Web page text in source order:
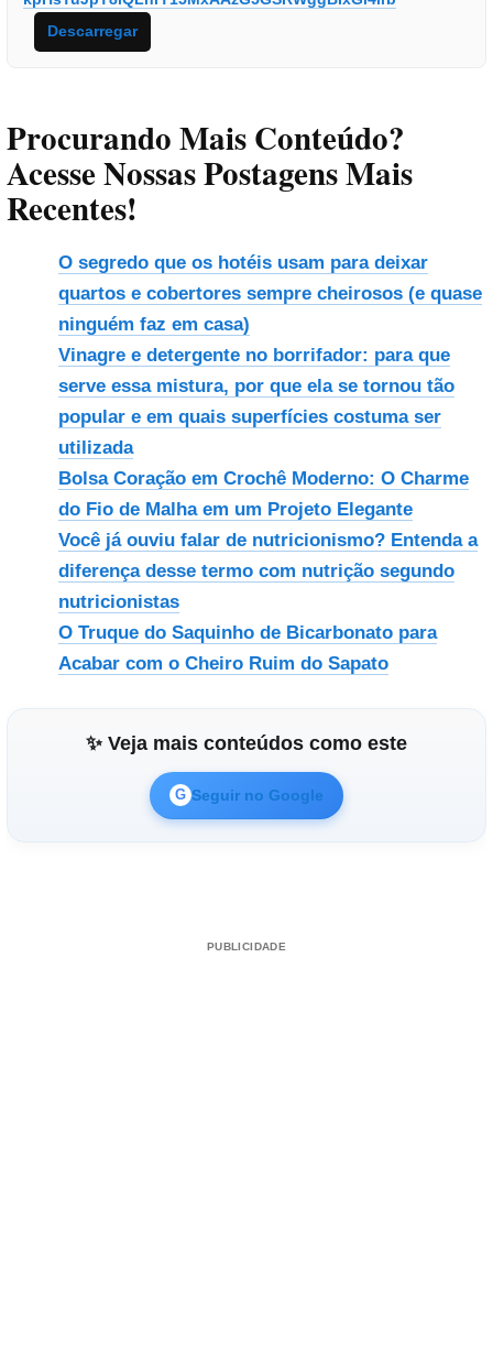
Descarregar
Procurando Mais Conteúdo?
Acesse Nossas Postagens Mais
Recentes!
O segredo que os hotéis usam para deixar
quartos e cobertores sempre cheirosos (e quase
ninguém faz em casa)
Vinagre e detergente no borrifador: para que
serve essa mistura, por que ela se tornou tão
popular e em quais superfícies costuma ser
utilizada
Bolsa Coração em Crochê Moderno: O Charme
do Fio de Malha em um Projeto Elegante
Você já ouviu falar de nutricionismo? Entenda a
diferença desse termo com nutrição segundo
nutricionistas
O Truque do Saquinho de Bicarbonato para
Acabar com o Cheiro Ruim do Sapato
✨ Veja mais conteúdos como este
G Seguir no Google
PUBLICIDADE